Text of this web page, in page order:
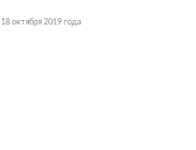
18 октября 2019 года